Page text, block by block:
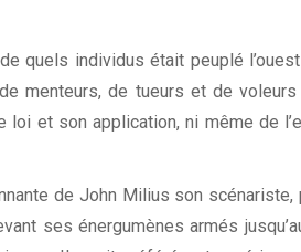
quels individus était peuplé
menteurs, de tueurs et de
loi et son application, ni même de
de John Milius son
ses énergumènes armés